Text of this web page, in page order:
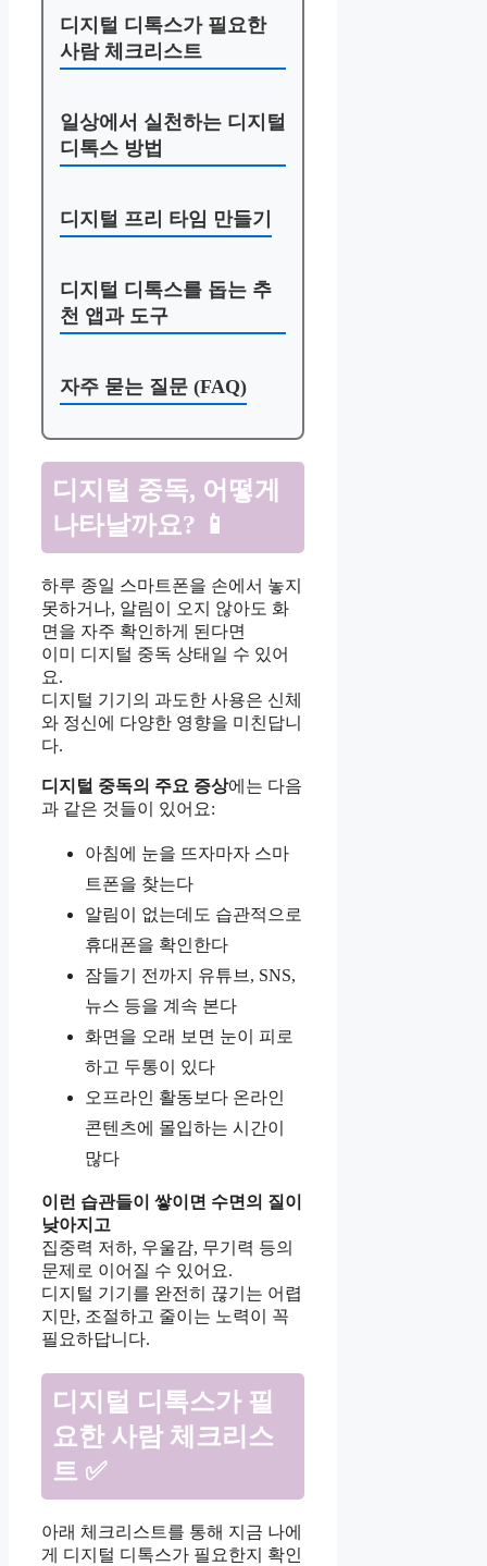
디지털 디톡스가 필요한
사람 체크리스트
일상에서 실천하는 디지털
디톡스 방법
디지털 프리 타임 만들기
디지털 디톡스를 돕는 추
천 앱과 도구
자주 묻는 질문 (FAQ)
디지털 중독, 어떻게
나타날까요? 📱
하루 종일 스마트폰을 손에서 놓지
못하거나, 알림이 오지 않아도 화
면을 자주 확인하게 된다면
이미 디지털 중독 상태일 수 있어
요.
디지털 기기의 과도한 사용은 신체
와 정신에 다양한 영향을 미친답니
다.
디지털 중독의 주요 증상에는 다음
과 같은 것들이 있어요:
아침에 눈을 뜨자마자 스마
트폰을 찾는다
알림이 없는데도 습관적으로
휴대폰을 확인한다
잠들기 전까지 유튜브, SNS,
뉴스 등을 계속 본다
화면을 오래 보면 눈이 피로
하고 두통이 있다
오프라인 활동보다 온라인
콘텐츠에 몰입하는 시간이
많다
이런 습관들이 쌓이면 수면의 질이
낮아지고
집중력 저하, 우울감, 무기력 등의
문제로 이어질 수 있어요.
디지털 기기를 완전히 끊기는 어렵
지만, 조절하고 줄이는 노력이 꼭
필요하답니다.
디지털 디톡스가 필
요한 사람 체크리스
트 ✅
아래 체크리스트를 통해 지금 나에
게 디지털 디톡스가 필요한지 확인